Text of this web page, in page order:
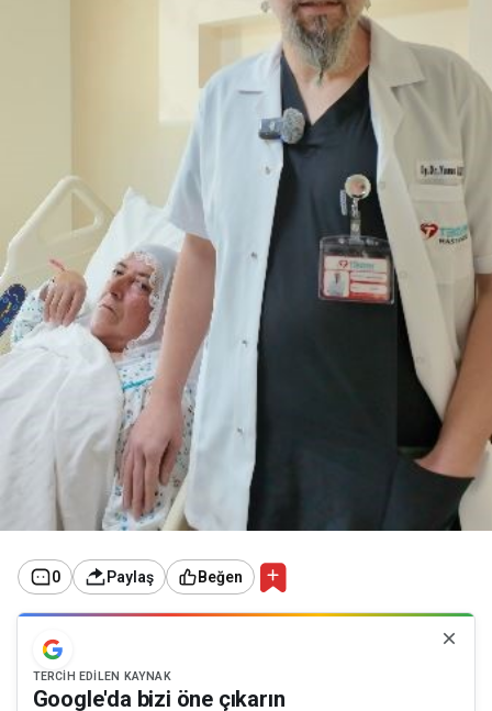
0 Paylaş Beğen
TERCIH EDILEN KAYNAK
Google'da bizi öne çıkarın